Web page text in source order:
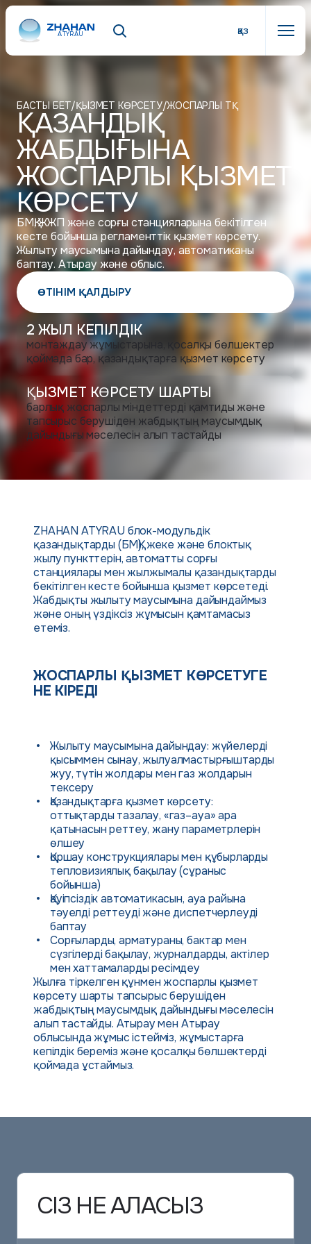
ATYRAU қаз
БАСТЫ БЕТ/ҚЫЗМЕТ КӨРСЕТУ/ЖОСПАРЛЫ ТҚ
ҚАЗАНДЫҚ
ЖАБДЫҒЫНА
ЖОСПАРЛЫ ҚЫЗМЕТ
КӨРСЕТУ
БМҚ, ЖЖП және сорғы станцияларына бекітілген
кесте бойынша регламенттік қызмет көрсету.
Жылыту маусымына дайындау, автоматиканы
баптау. Атырау және облыс.
ӨТІНІМ ҚАЛДЫРУ
2 ЖЫЛ КЕПІЛДІК
монтаждау жұмыстарына, қосалқы бөлшектер
қоймада бар, қазандықтарға қызмет көрсету
ҚЫЗМЕТ КӨРСЕТУ ШАРТЫ
барлық жоспарлы міндеттерді қамтиды және
тапсырыс берушіден жабдықтың маусымдық
дайындығы мәселесін алып тастайды
ZHAHAN ATYRAU блок-модульдік
қазандықтарды (БМҚ), жеке және блоктық
жылу пункттерін, автоматты сорғы
станциялары мен жылжымалы қазандықтарды
бекітілген кесте бойынша қызмет көрсетеді.
Жабдықты жылыту маусымына дайындаймыз
және оның үздіксіз жұмысын қамтамасыз
етеміз.
ЖОСПАРЛЫ ҚЫЗМЕТ КӨРСЕТУГЕ
НЕ КІРЕДІ
Жылыту маусымына дайындау: жүйелерді
қысыммен сынау, жылуалмастырғыштарды
жуу, түтін жолдары мен газ жолдарын
тексеру
Қазандықтарға қызмет көрсету:
оттықтарды тазалау, «газ–ауа» ара
қатынасын реттеу, жану параметрлерін
өлшеу
Қоршау конструкциялары мен құбырларды
тепловизиялық бақылау (сұраныс
бойынша)
Қауіпсіздік автоматикасын, ауа райына
тәуелді реттеуді және диспетчерлеуді
баптау
Сорғыларды, арматураны, бактар мен
сүзгілерді бақылау, журналдарды, актілер
мен хаттамаларды ресімдеу
Жылға тіркелген құнмен жоспарлы қызмет
көрсету шарты тапсырыс берушіден
жабдықтың маусымдық дайындығы мәселесін
алып тастайды. Атырау мен Атырау
облысында жұмыс істейміз, жұмыстарға
кепілдік береміз және қосалқы бөлшектерді
қоймада ұстаймыз.
СІЗ НЕ АЛАСЫЗ